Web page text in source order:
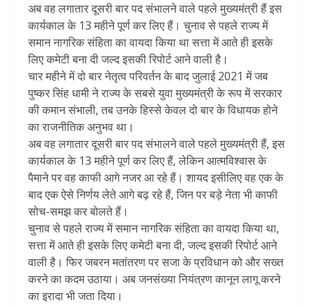
अब वह लगातार दूसरी बार पद संभालने वाले पहले मुख्यमंत्री हैं इस
कार्यकाल के 13 महीने पूर्ण कर लिए हैं। चुनाव से पहले राज्य में
समान नागरिक संहिता का वायदा किया था सत्ता में आते ही इसके
लिए कमेटी बना दी जल्द इसकी रिपोर्ट आने वाली है।
चार महीने में दो बार नेतृत्व परिवर्तन के बाद जुलाई 2021 में जब
पुष्कर सिंह धामी ने राज्य के सबसे युवा मुख्यमंत्री के रूप में सरकार
की कमान संभाली, तब उनके हिस्से केवल दो बार के विधायक होने
का राजनीतिक अनुभव था।
अब वह लगातार दूसरी बार पद संभालने वाले पहले मुख्यमंत्री हैं, इस
कार्यकाल के 13 महीने पूर्ण कर लिए हैं, लेकिन आत्मविश्वास के
पैमाने पर वह काफी आगे नजर आ रहे हैं। शायद इसीलिए वह एक के
बाद एक ऐसे निर्णय लेते आगे बढ़ रहे हैं, जिन पर बड़े नेता भी काफी
सोच-समझ कर बोलते हैं।
चुनाव से पहले राज्य में समान नागरिक संहिता का वायदा किया था,
सत्ता में आते ही इसके लिए कमेटी बना दी, जल्द इसकी रिपोर्ट आने
वाली है। फिर जबरन मतांतरण पर सजा के प्रविधान को और सख्त
करने का कदम उठाया। अब जनसंख्या नियंत्रण कानून लागू करने
का इरादा भी जता दिया।